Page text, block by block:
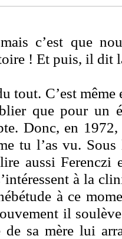
c’est que
! Et puis, il dit
tout. C’est
que pour un
Donc, en
tu l’as vu.
aussi Ferenczi
à la
à ce
il
de sa mère lui